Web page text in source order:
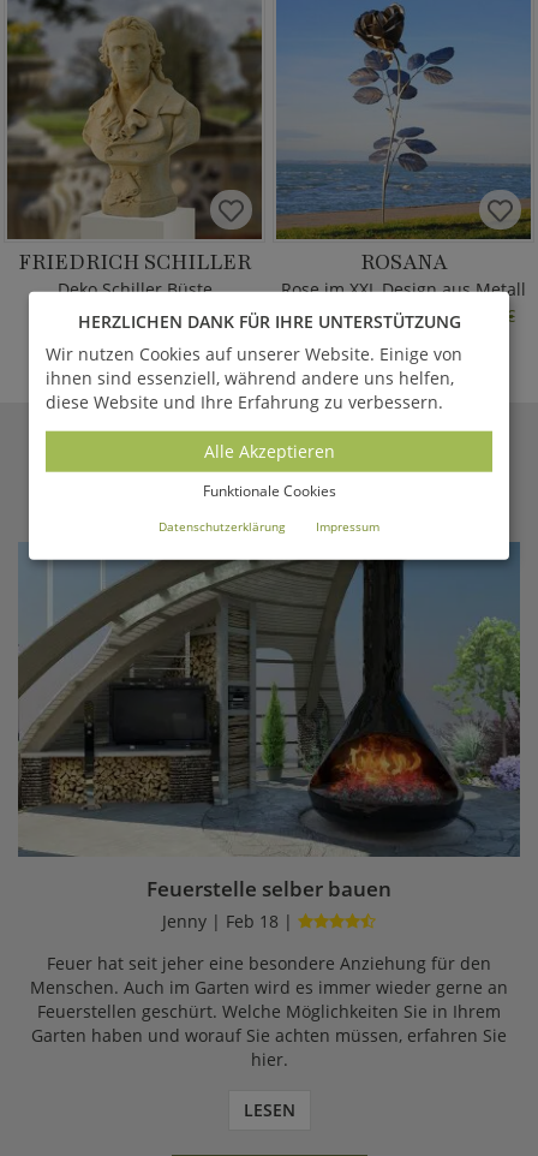
FRIEDRICH SCHILLER
Deko Schiller Büste
statt176,00 €
ROSANA
Rose im XXL Design aus Metall
bis 31.12.26 statt3.525,00 €
ab 2.820,00 €
GARTENTRAUM.DEMAGAZIN
Feuerstelle selber bauen
Jenny | Feb 18 |
Feuer hat seit jeher eine besondere Anziehung für den
Menschen. Auch im Garten wird es immer wieder gerne an
Feuerstellen geschürt. Welche Möglichkeiten Sie in Ihrem
Garten haben und worauf Sie achten müssen, erfahren Sie
hier.
LESEN
HERZLICHEN DANK FÜR IHRE UNTERSTÜTZUNG
Wir nutzen Cookies auf unserer Website. Einige von
ihnen sind essenziell, während andere uns helfen,
diese Website und Ihre Erfahrung zu verbessern.
Alle Akzeptieren
Funktionale Cookies
Datenschutzerklärung Impressum